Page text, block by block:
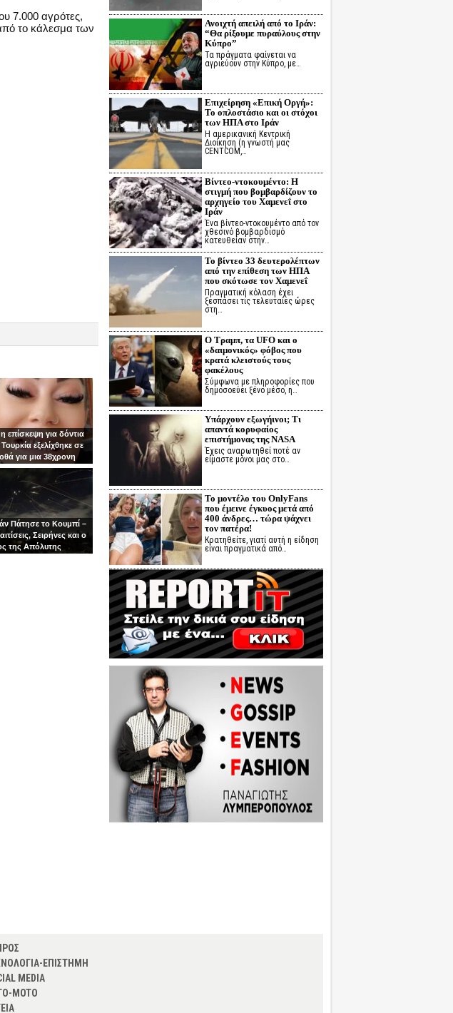
7.000 αγρότες,
το κάλεσμα των
η επίσκεψη για δόντια
εξελίχθηκε σε
για μια 38χρονη
Πάτησε το Κουμπί –
Σειρήνες και ο
της Απόλυτης
Ανοιχτή απειλή από το Ιράν:
“Θα ρίξουμε πυραύλους στην
Κύπρο”
Τα πράγματα φαίνεται να
αγριεύουν στην Κύπρο, με…
Επιχείρηση «Επική Οργή»:
Το οπλοστάσιο και οι στόχοι
των ΗΠΑ στο Ιράν
Η αμερικανική Κεντρική
Διοίκηση (η γνωστή μας
CENTCOM,…
Βίντεο-ντοκουμέντο: Η
στιγμή που βομβαρδίζουν το
αρχηγείο του Χαμενεΐ στο
Ιράν
Ένα βίντεο-ντοκουμέντο από τον
χθεσινό βομβαρδισμό
κατευθείαν στην…
Το βίντεο 33 δευτερολέπτων
από την επίθεση των ΗΠΑ
που σκότωσε τον Χαμενεΐ
Πραγματική κόλαση έχει
ξεσπάσει τις τελευταίες ώρες
στη…
Ο Τραμπ, τα UFO και ο
«δαιμονικός» φόβος που
κρατά κλειστούς τους
φακέλους
Σύμφωνα με πληροφορίες που
δημοσοεύει ξένο μέσο, η…
Υπάρχουν εξωγήινοι; Τι
απαντά κορυφαίος
επιστήμονας της NASA
Έχεις αναρωτηθεί ποτέ αν
είμαστε μόνοι μας στο…
Το μοντέλο του OnlyFans
που έμεινε έγκυος μετά από
400 άνδρες… τώρα ψάχνει
τον πατέρα!
Κρατηθείτε, γιατί αυτή η είδηση
είναι πραγματικά από…
ΕΠΙΣΤΗΜΗ
MEDIA
MOTO